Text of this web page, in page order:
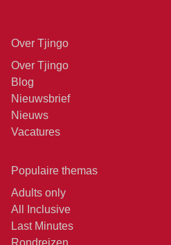
Over Tjingo
Over Tjingo
Blog
Nieuwsbrief
Nieuws
Vacatures
Populaire themas
Adults only
All Inclusive
Last Minutes
Rondreizen